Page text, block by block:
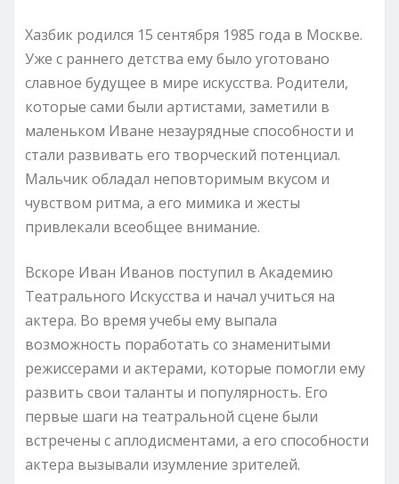
Хазбик родился 15 сентября 1985 года в Москве.
Уже с раннего детства ему было уготовано
славное будущее в мире искусства. Родители,
которые сами были артистами, заметили в
маленьком Иване незаурядные способности и
стали развивать его творческий потенциал.
Мальчик обладал неповторимым вкусом и
чувством ритма, а его мимика и жесты
привлекали всеобщее внимание.
Вскоре Иван Иванов поступил в Академию
Театрального Искусства и начал учиться на
актера. Во время учебы ему выпала
возможность поработать со знаменитыми
режиссерами и актерами, которые помогли ему
развить свои таланты и популярность. Его
первые шаги на театральной сцене были
встречены с аплодисментами, а его способности
актера вызывали изумление зрителей.